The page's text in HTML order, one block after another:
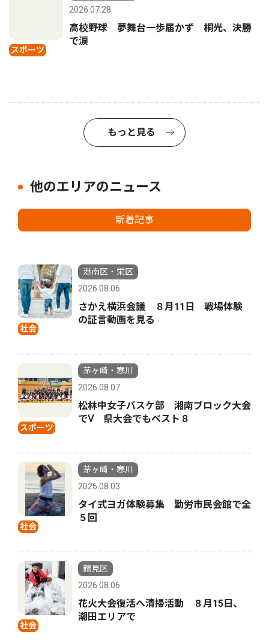
スポーツ
2026.07.28
高校野球 夢舞台一歩届かず 桐光、決勝
で涙
もっと見る
他のエリアのニュース
新着記事
社会
港南区・栄区
2026.08.06
さかえ横浜会議 ８月11日 戦場体験
の証言動画を見る
スポーツ
茅ヶ崎・寒川
2026.08.07
松林中女子バスケ部 湘南ブロック大会
でⅤ 県大会でもベスト８
社会
茅ヶ崎・寒川
2026.08.03
タイ式ヨガ体験募集 勤労市民会館で全
５回
社会
鶴見区
2026.08.06
花火大会復活へ清掃活動 ８月15日、
潮田エリアで